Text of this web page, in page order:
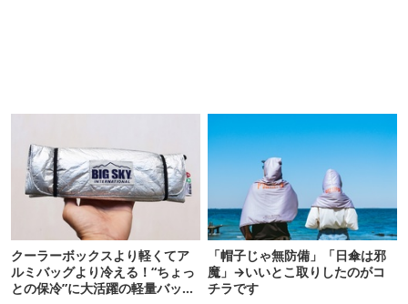
クーラーボックスより軽くてア
ルミバッグより冷える！“ちょっ
との保冷”に大活躍の軽量バッグ
「帽子じゃ無防備」「日傘は邪
魔」→いいとこ取りしたのがコ
チラです